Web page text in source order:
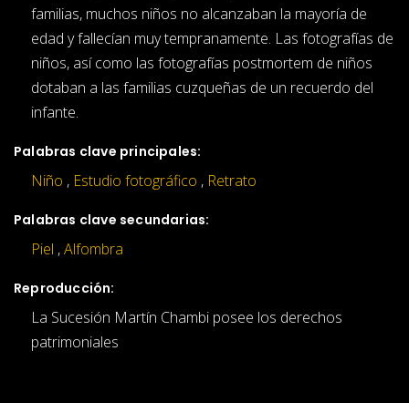
familias, muchos niños no alcanzaban la mayoría de
edad y fallecían muy tempranamente. Las fotografías de
niños, así como las fotografías postmortem de niños
dotaban a las familias cuzqueñas de un recuerdo del
infante.
Palabras clave principales:
Niño , Estudio fotográfico , Retrato
Palabras clave secundarias:
Piel ,Alfombra
Reproducción:
La Sucesión Martín Chambi posee los derechos
patrimoniales